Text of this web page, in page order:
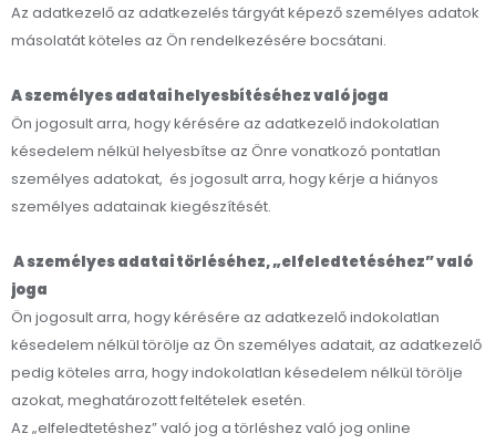
Az adatkezelő az adatkezelés tárgyát képező személyes adatok
másolatát köteles az Ön rendelkezésére bocsátani.
A személyes adatai helyesbítéséhez való joga
Ön jogosult arra, hogy kérésére az adatkezelő indokolatlan
késedelem nélkül helyesbítse az Önre vonatkozó pontatlan
személyes adatokat, és jogosult arra, hogy kérje a hiányos
személyes adatainak kiegészítését.
A személyes adatai törléséhez, „elfeledtetéséhez” való
joga
Ön jogosult arra, hogy kérésére az adatkezelő indokolatlan
késedelem nélkül törölje az Ön személyes adatait, az adatkezelő
pedig köteles arra, hogy indokolatlan késedelem nélkül törölje
azokat, meghatározott feltételek esetén.
Az „elfeledtetéshez” való jog a törléshez való jog online